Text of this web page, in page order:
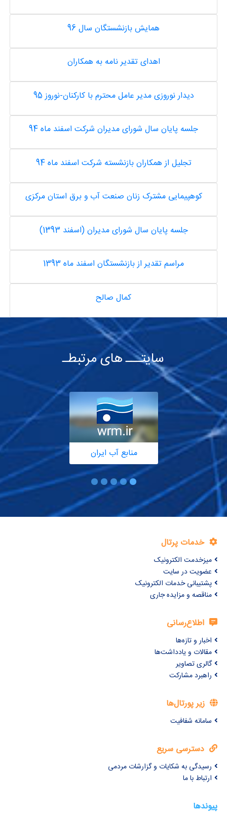
همایش بازنشستگان سال 96
اهدای تقدیر نامه به همکاران
دیدار نوروزی مدیر عامل محترم با کارکنان-نوروز 95
جلسه پایان سال شورای مدیران شرکت اسفند ماه 94
تجلیل از همکاران بازنشسته شرکت اسفند ماه 94
کوهپیمایی مشترک زنان صنعت آب و برق استان مرکزی
جلسه پایان سال شورای مدیران (اسفند 1393)
مراسم تقدیر از بازنشستگان اسفند ماه 1393
کمال صالح
سایتـــ های مرتبطـ
منابع آب ایران
خدمات پرتال
میزخدمت الکترونیک
عضویت در سایت
پشتیبانی خدمات الکترونیک
مناقصه و مزایده جاری
اطلاع‌رسانی
اخبار و تازه‌ها
مقالات و یادداشت‌ها
گالری تصاویر
راهبرد مشارکت
زیر پورتال‌ها
سامانه شفافیت
دسترسی سریع
رسیدگی به شکایات و گزارشات مردمی
ارتباط با ما
پیوندها